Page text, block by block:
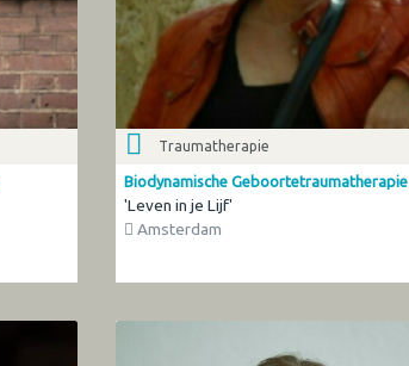
Traumatherapie
Biodynamische Geboortetraumatherapie
'Leven in je Lijf'
Amsterdam